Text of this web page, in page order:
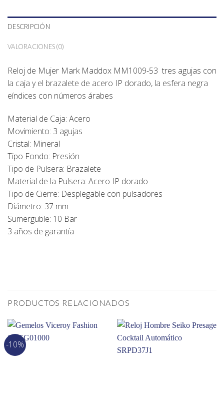
DESCRIPCIÓN
VALORACIONES (0)
Reloj de Mujer Mark Maddox MM1009-53 tres agujas con
la caja y el brazalete de acero IP dorado, la esfera negra
eíndices con números árabes
Material de Caja: Acero
Movimiento: 3 agujas
Cristal: Mineral
Tipo Fondo: Presión
Tipo de Pulsera: Brazalete
Material de la Pulsera: Acero IP dorado
Tipo de Cierre: Desplegable con pulsadores
Diámetro: 37 mm
Sumerguble: 10 Bar
3 años de garantía
PRODUCTOS RELACIONADOS
-10%